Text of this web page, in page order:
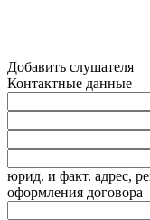
Добавить слушателя
Контактные данные
юрид. и факт. адрес,
оформления договора